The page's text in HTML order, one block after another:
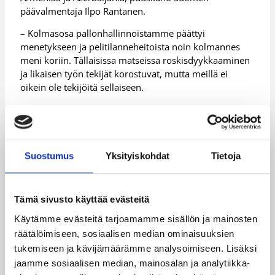
Suostumus Yksityiskohdat Tietoja
Tämä sivusto käyttää evästeitä
Käytämme evästeitä tarjoamamme sisällön ja mainosten
räätälöimiseen, sosiaalisen median ominaisuuksien
tukemiseen ja kävijämäärämme analysoimiseen. Lisäksi
jaamme sosiaalisen median, mainosalan ja analytiikka-
päävalmentaja Ilpo Rantanen.
– Kolmasosa pallonhallinnoistamme päättyi
menetykseen ja pelitilanneheitoista noin kolmannes
meni koriin. Tällaisissa matseissa roskisdyykkaaminen
ja likaisen työn tekijät korostuvat, mutta meillä ei
oikein ole tekijöitä sellaiseen.
johtaessa tilanteessa 15-12 toinen ottelun tuomareista
loukkaantui, ja korvaavaa tuomaria jouduttiin
odottamaan varttitunnin ajan. Irlanti vetäisi tauon
jälkeiset minuutit 10-0 ja nappasi ottelun hallinnan.
Suomi pääsi puoliajan jälkeen uudelleen peliin
puolustaneen Linni Heinon (0/3) lonkka meni sijoiltaan.
– Irlannilla ei ole mitään virtuooseja joukkueessa,
mutta he ajavat tauotta korille, pelaavat aktiivista
paikkaa ja taistelevat hulluina irtopalloista. Tällaisia
joukkueita vastaan on todella vaikea pelata. Lähinnä